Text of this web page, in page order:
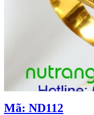
Mã: ND112